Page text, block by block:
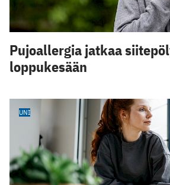
Pujoallergia jatkaa
loppukesään
UNI